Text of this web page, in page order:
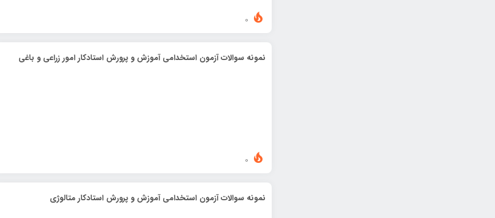
نمونه سوالات آزمون استخدامی آموزش و پرورش استادکار امور زراعی و باغی
نمونه سوالات آزمون استخدامی آموزش و پرورش استادکار متالوژی